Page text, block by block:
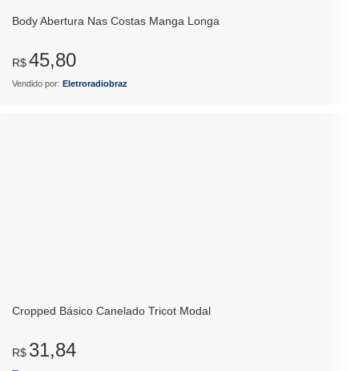
Body Abertura Nas Costas Manga Longa
R$45,80
Vendido por: Eletroradiobraz
Cropped Básico Canelado Tricot Modal
R$ 31,84